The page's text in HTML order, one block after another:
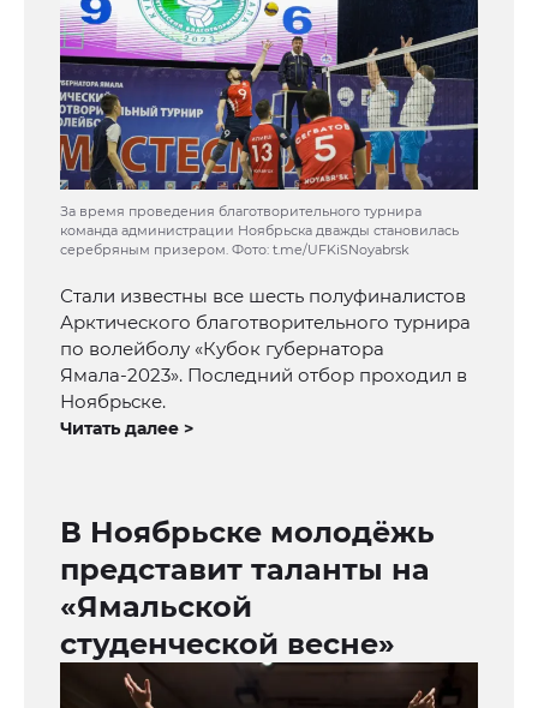
За время проведения благотворительного турнира
команда администрации Ноябрьска дважды становилась
серебряным призером. Фото: t.me/UFKiSNoyabrsk
Стали известны все шесть полуфиналистов
Арктического благотворительного турнира
по волейболу «Кубок губернатора
Ямала-2023». Последний отбор проходил в
Ноябрьске.
Читать далее >
В Ноябрьске молодёжь
представит таланты на
«Ямальской
студенческой весне»